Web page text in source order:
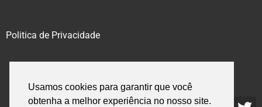
Usamos cookies para garantir que você
obtenha a melhor experiência no nosso site.
Politica de Privacidade